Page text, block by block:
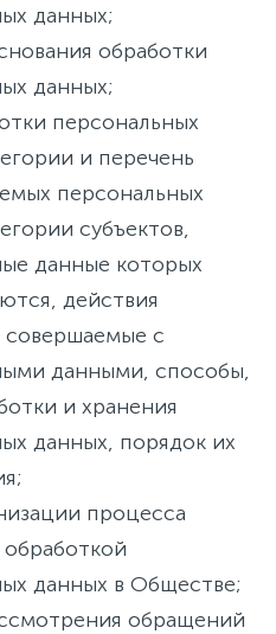
данных;
обработки
данных;
персональных
и перечень
персональных
субъектов,
данные которых
действия
совершаемые с
данными, способы,
и хранения
данных, порядок их
процесса
данных в Обществе;
обращений